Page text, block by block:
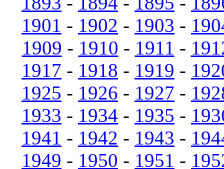
1901 - 1902 - 1903 -
1909 - 1910 - 1911 -
1917 - 1918 - 1919 -
1925 - 1926 - 1927 -
1933 - 1934 - 1935 -
1941 - 1942 - 1943 -
1949 - 1950 - 1951 -